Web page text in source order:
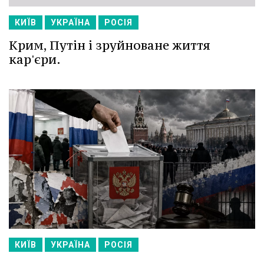
КИЇВ УКРАЇНА РОСІЯ
Крим, Путін і зруйноване життя
кар'єри.
КИЇВ УКРАЇНА РОСІЯ